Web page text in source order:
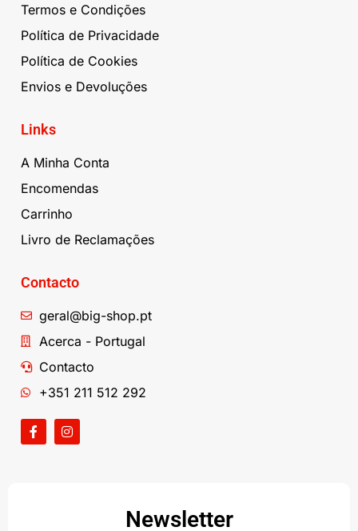
Termos e Condições
Política de Privacidade
Política de Cookies
Envios e Devoluções
Links
A Minha Conta
Encomendas
Carrinho
Livro de Reclamações
Contacto
geral@big-shop.pt
Acerca - Portugal
Contacto
+351 211 512 292
Newsletter